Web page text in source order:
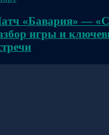
«Бавария» —
игры и